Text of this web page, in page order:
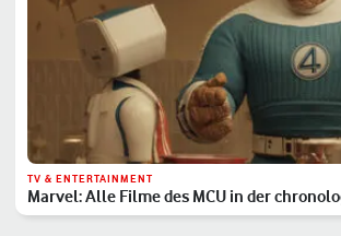
TV & ENTERTAINMENT
Marvel: Alle Filme des MCU in der
Reihenfolge